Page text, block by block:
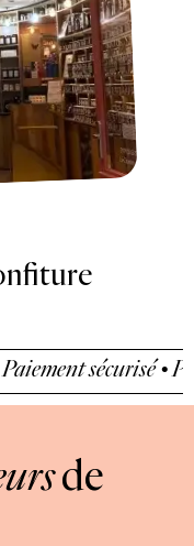
et Confiture
sécurisé •
de